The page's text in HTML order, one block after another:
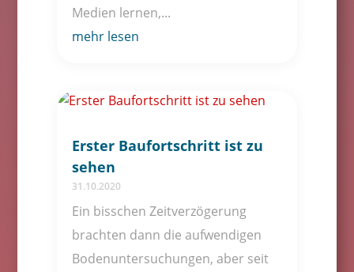
Medien lernen,...
mehr lesen
Erster Baufortschritt ist zu
sehen
31.10.2020
Ein bisschen Zeitverzögerung
brachten dann die aufwendigen
Bodenuntersuchungen, aber seit